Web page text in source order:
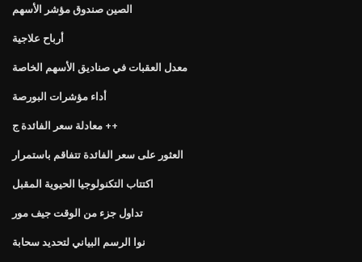
الصين صندوق مؤشر الأسهم
أرباح علاجية
معدل العقبات في صناديق الأسهم الخاصة
أداء مؤشرات البورصة
معادلة سعر الفائدة ج ++
العثور على سعر الفائدة تتفاقم باستمرار
اكتتاب التكنولوجيا الحيوية المقبل
تداول جزء من الوقت جيف مور
نوا الرسم البياني لتحديد سحابة